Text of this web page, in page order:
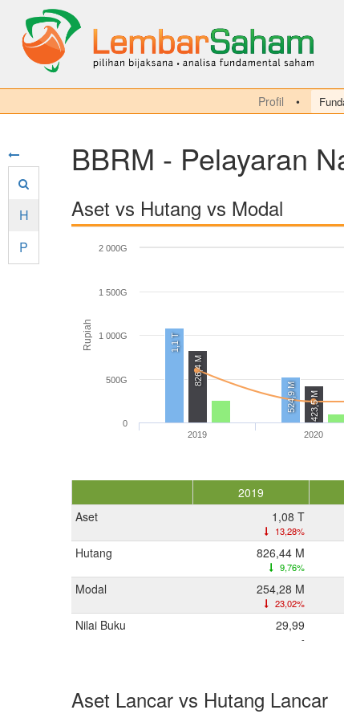
Profil
H
P
BBRM - Pelayaran
Aset vs Hutang vs Modal
Rupiah 1,1 T
524,9 M
826,4 M
423,5 M
2019 2020
0
500G
1 000G
1 500G
2 000G
2019
Aset
1,08 T
13,28%
Hutang 826,44 M
9,76%
Modal 254,28 M
23,02%
Nilai Buku 29,99
-
Aset Lancar vs Hutang Lancar